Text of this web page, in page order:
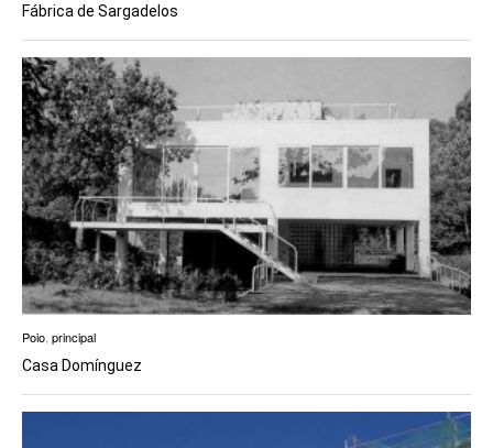
Fábrica de Sargadelos
Poio principal
Casa Domínguez